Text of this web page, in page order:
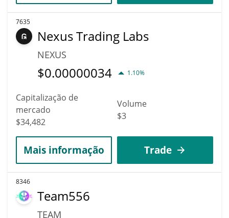
7635
Nexus Trading Labs
NEXUS
$0.00000034 1.10%
Capitalização de
mercado
$34,482
Volume
$3
Mais informação Trade
8346
Team556
TEAM